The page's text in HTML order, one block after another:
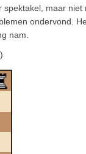
maar niet
ondervond.
nam.